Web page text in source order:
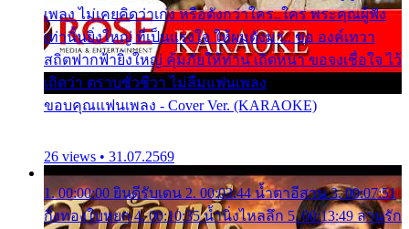
เพลง ไม่เคยคิดว่าเก่ง หรือดังกว่าใคร..ใคร พระคุณผู้ฟัง
เท่านั้นยิ่งใหญ่ ที่เป็นแรงใจ ให้ผมดังมา.. ขอ องค์เทวา
สถิตฟากฟ้ายิ่งใหญ่ คุ้มภัยให้ท่าน เถิดหนา ขอจงเชื่อใจ ไว้
เถิดว่า ตราบชั่วชีวา ไม่ลืมแฟนเพลง
ขอบคุณแฟนเพลง - Cover Ver. (KARAOKE)
26 views • 31.07.2569
1. 00:00:00 ยินดีรับเดน 2. 00:03:44 น้ำตาอีสาน 3. 00:07:51
กิ่งทองใบหยก 4. 00:10:35 น้ำนิ่งไหลลึก 5. 00:13:49 ลานรัก